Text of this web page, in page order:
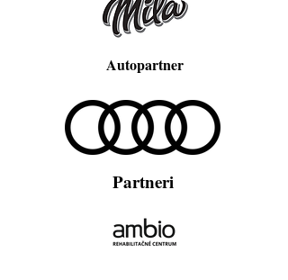
Autopartner
Partneri